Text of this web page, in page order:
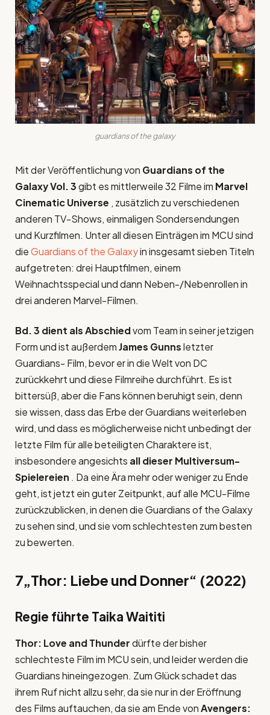
guardians of the galaxy
Mit der Veröffentlichung von Guardians of the
Galaxy Vol. 3gibt es mittlerweile 32 Filme im Marvel
Cinematic Universe , zusätzlich zu verschiedenen
anderen TV-Shows, einmaligen Sondersendungen
und Kurzfilmen. Unter all diesen Einträgen im MCU sind
dieGuardians of the Galaxyin insgesamt sieben Titeln
aufgetreten: drei Hauptfilmen, einem
Weihnachtsspecial und dann Neben-/Nebenrollen in
drei anderen Marvel-Filmen.
Bd. 3 dient als Abschiedvom Team in seiner jetzigen
Form und ist außerdemJames Gunnsletzter
Guardians- Film, bevor er in die Welt von DC
zurückkehrt und diese Filmreihe durchführt. Es ist
bittersüß, aber die Fans können beruhigt sein, denn
sie wissen, dass das Erbe der Guardians weiterleben
wird, und dass es möglicherweise nicht unbedingt der
letzte Film für alle beteiligten Charaktere ist,
insbesondere angesichts all dieser Multiversum-
Spielereien . Da eine Ära mehr oder weniger zu Ende
geht, ist jetzt ein guter Zeitpunkt, auf alle MCU-Filme
zurückzublicken, in denen die Guardians of the Galaxy
zu sehen sind, und sie vom schlechtesten zum besten
zu bewerten.
7„Thor: Liebe und Donner“ (2022)
Regie führte Taika Waititi
Thor: Love and Thunderdürfte der bisher
schlechteste Film im MCU sein, und leider werden die
Guardians hineingezogen. Zum Glück schadet das
ihrem Ruf nicht allzu sehr, da sie nur in der Eröffnung
des Films auftauchen, da sie am Ende vonAvengers: